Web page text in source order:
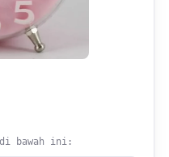
di bawah ini: